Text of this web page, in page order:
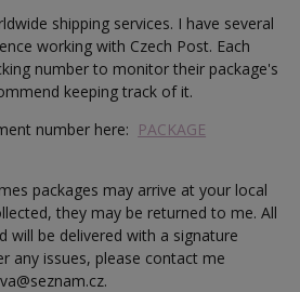
shipping services. I have several
working with Czech Post. Each
number to monitor their package's
keeping track of it.
number here: PACKAGE
packages may arrive at your local
they may be returned to me. All
will be delivered with a signature
any issues, please contact me